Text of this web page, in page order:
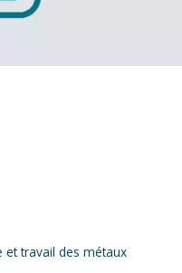
et travail des métaux